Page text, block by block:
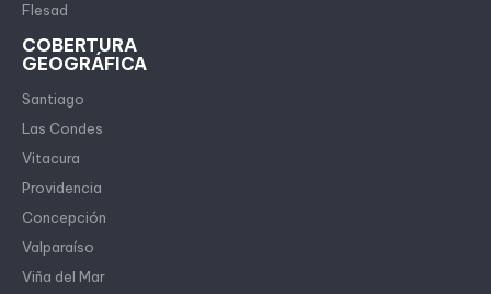
Flesad
COBERTURA
GEOGRÁFICA
Santiago
Las Condes
Vitacura
Providencia
Concepción
Valparaíso
Viña del Mar